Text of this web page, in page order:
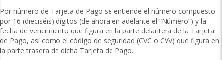
Por número de Tarjeta de Pago se entiende el número compuesto
por 16 (dieciséis) dígitos (de ahora en adelante el “Número”) y la
fecha de vencimiento que figura en la parte delantera de la Tarjeta
de Pago, así como el código de seguridad (CVC o CVV) que figura en
la parte trasera de dicha Tarjeta de Pago.